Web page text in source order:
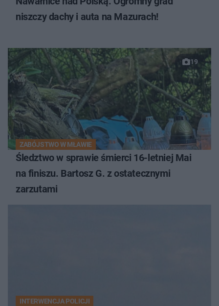
niszczy dachy i auta na Mazurach!
19
ZABÓJSTWO W MŁAWIE
Śledztwo w sprawie śmierci 16-letniej Mai
na finiszu. Bartosz G. z ostatecznymi
zarzutami
INTERWENCJA POLICJI